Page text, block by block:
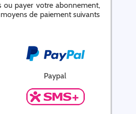
ou payer votre abonnement,
de paiement suivants
Paypal